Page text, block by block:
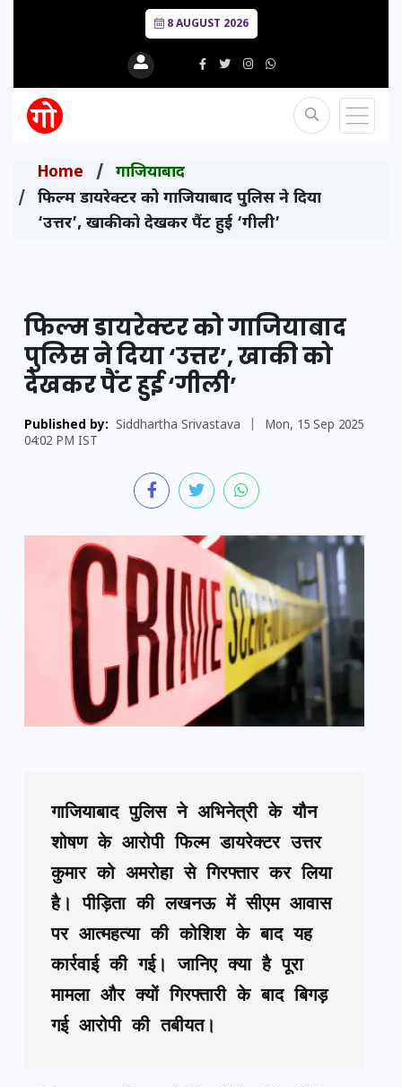
8 AUGUST 2026
Home
गाजियाबाद
फिल्म डायरेक्टर को गाजियाबाद पुलिस ने दिया
‘उत्तर’, खाकी को देखकर पैंट हुई ‘गीली’
फिल्म डायरेक्टर को गाजियाबाद
पुलिस ने दिया ‘उत्तर’, खाकी को
देखकर पैंट हुई ‘गीली’
Published by: Siddhartha Srivastava
Mon, 15 Sep 2025
04:02 PM IST
गाजियाबाद पुलिस ने अभिनेत्री के यौन
शोषण के आरोपी फिल्म डायरेक्टर उत्तर
कुमार को अमरोहा से गिरफ्तार कर लिया
है। पीड़िता की लखनऊ में सीएम आवास
पर आत्महत्या की कोशिश के बाद यह
कार्रवाई की गई। जानिए क्या है पूरा
मामला और क्यों गिरफ्तारी के बाद बिगड़
गई आरोपी की तबीयत।